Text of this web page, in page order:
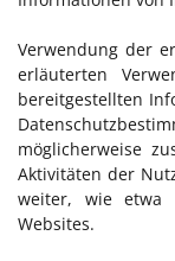
Verwendung der
erläuterten
bereitgestellten
möglicherweise
Aktivitäten der
weiter, wie etwa
Websites.